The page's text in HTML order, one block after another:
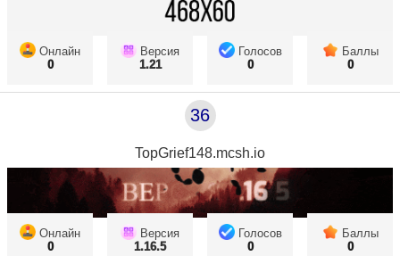
Онлайн
0
Версия
1.21
Голосов
0
Баллы
0
36
TopGrief148.mcsh.io
Онлайн
0
Версия
1.16.5
Голосов
0
Баллы
0